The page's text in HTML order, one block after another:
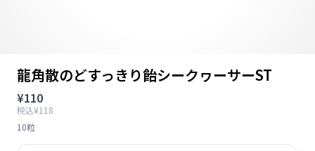
龍角散のどすっきり飴シークヮーサーST
¥110
税込¥118
10粒